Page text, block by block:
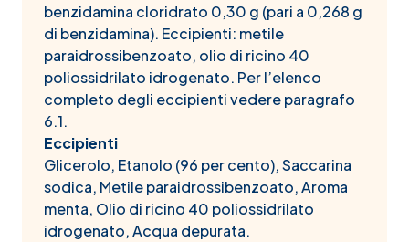
benzidamina cloridrato 0,30 g (pari a 0,268 g
di benzidamina). Eccipienti: metile
paraidrossibenzoato, olio di ricino 40
poliossidrilato idrogenato. Per l’elenco
completo degli eccipienti vedere paragrafo
6.1.
Eccipienti
Glicerolo, Etanolo (96 per cento), Saccarina
sodica, Metile paraidrossibenzoato, Aroma
menta, Olio di ricino 40 poliossidrilato
idrogenato, Acqua depurata.